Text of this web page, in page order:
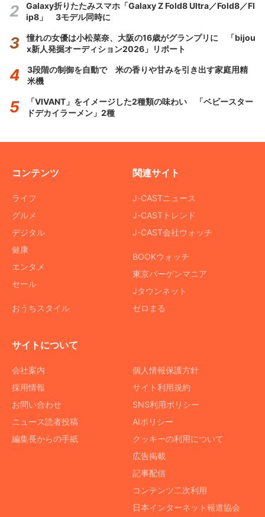
Galaxy折りたたみスマホ「Galaxy Z Fold8 Ultra／Fold8／Fl
ip8」 3モデル同時に
憧れの女優は小松菜奈、大阪の16歳がグランプリに 「bijou
x新人発掘オーディション2026」リポート
3段階の制御を自動で 米の香りや甘みを引き出す家庭用精
米機
「VIVANT」をイメージした2種類の味わい 「ベビースター
ドデカイラーメン」2種
コンテンツ
ライフ
グルメ
デジタル
健康
エンタメ
セール
おうちスタイル
関連サイト
J-CASTニュース
J-CASTトレンド
J-CAST会社ウォッチ
BOOKウォッチ
東京バーゲンマニア
Jタウンネット
ゼロまる
サイトについて
会社案内
採用情報
お問い合わせ
ニュース読者投稿
編集長からの手紙
個人情報保護方針
サイト利用規約
SNS利用ポリシー
AIポリシー
クッキーの利用について
広告掲載
記事配信
コンテンツ二次利用
日本インターネット報道協会